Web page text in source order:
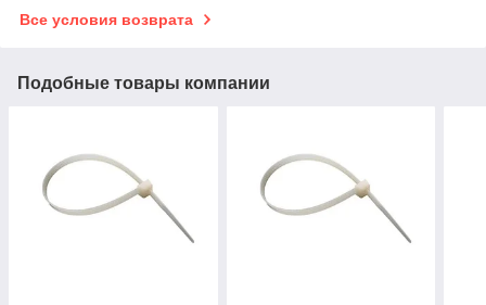
Все условия возврата
Подобные товары компании